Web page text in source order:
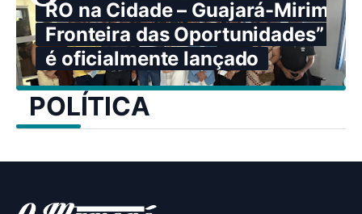
RO na Cidade – Guajará-Mirim:
Fronteira das Oportunidades”
é oficialmente lançado
POLÍTICA